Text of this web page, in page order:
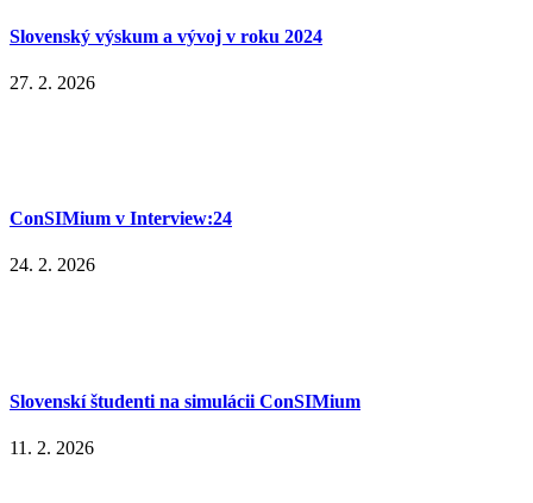
Slovenský výskum a vývoj v roku 2024
27. 2. 2026
ConSIMium v Interview:24
24. 2. 2026
Slovenskí študenti na simulácii ConSIMium
11. 2. 2026